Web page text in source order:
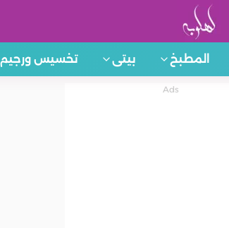
المطبخ بيتى تخسيس ورجيم